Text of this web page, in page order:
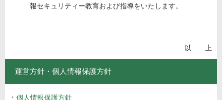
報セキュリティー教育および指導をいたします。
以 上
運営方針・個人情報保護方針
個人情報保護方針